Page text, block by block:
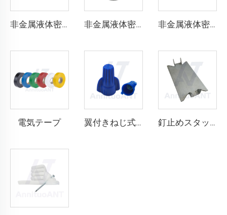
非金属液体密閉 コネクタ 90度 非金属液体密閉コンダクト ストレート 非金属液体密閉コンダクト
電気テープ 翼付きねじ式ワイヤーコネクタ 釘止めスタッドガード